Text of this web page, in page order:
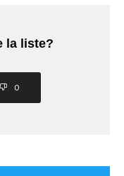
la liste?
0